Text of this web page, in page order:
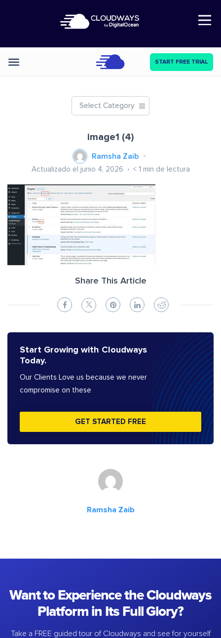
Open Nav
Categories START FREE TRIAL
Select Category
image1 (4)
Ramsha Zaib
Actualizado el junio 4, 2026 < 1 min de lectura
Share This Article
Start Growing with Cloudways
Today.
Our Clients Love us because we never
compromise on these
GET STARTED FREE
Ramsha Zaib
Want to Experience the Cloudways
Platform in Its Full Glory?
Take a FREE guided tour of Cloudways and see for yourself